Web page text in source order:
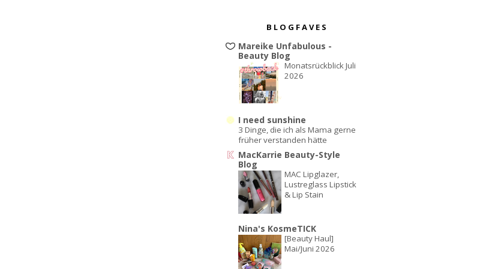
BLOGFAVES
Mareike Unfabulous -
Beauty Blog
Monatsrückblick Juli
2026
I need sunshine
3 Dinge, die ich als Mama gerne
früher verstanden hätte
MacKarrie Beauty-Style
Blog
MAC Lipglazer,
Lustreglass Lipstick
& Lip Stain
Nina's KosmeTICK
[Beauty Haul]
Mai/Juni 2026